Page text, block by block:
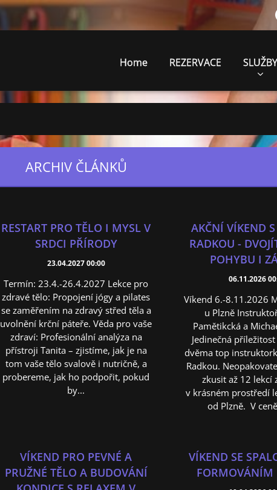
Home REZERVACE SLUŽBY
ARCHIV ČLÁNKŮ
RESTART PRO TĚLO I MYSL V
SRDCI PŘÍRODY
23.04.2027 00:00
Termín: 23.4.-26.4.2027 Lekce pro
zdravé tělo: Propojení jógy a pilates
se zaměřením na zdravý střed těla a
uvolnění krční páteře. Věda pro vaše
zdraví: Profesionální analýza na
přístroji Tanita – zjistíme, jak je na
tom vaše tělo svalově i nutričně, a
probereme, jak ho podpořit, pokud
by...
AKČNÍ VÍKEND
RADKOU -
POHYBU I
06.11.2026
Víkend 6.-8.11.2026
u Plzně
Pamětikcká a
Jedinečná
dvěma top
Radkou.
zkusit až 12 lekcí
v krásném prostředí
od Plzně. V
VÍKEND PRO PEVNÉ A
PRUŽNÉ TĚLO A BUDOVÁNÍ
VÍKEND SE
FORMOVÁNÍM